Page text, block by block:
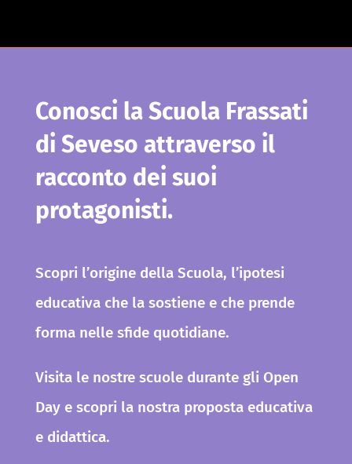
Conosci la Scuola Frassati
di Seveso attraverso il
racconto dei suoi
protagonisti.
Scopri l’origine della Scuola, l’ipotesi
educativa che la sostiene e che prende
forma nelle sfide quotidiane.
Visita le nostre scuole durante gli Open
Day e scopri la nostra proposta educativa
e didattica.